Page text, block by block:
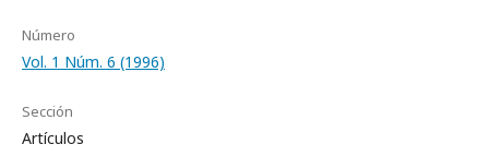
Número
Vol. 1 Núm. 6 (1996)
Sección
Artículos